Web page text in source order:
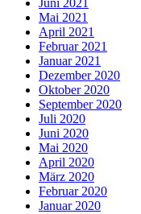
Juni 2021
Mai 2021
April 2021
Februar 2021
Januar 2021
Dezember 2020
Oktober 2020
September 2020
Juli 2020
Juni 2020
Mai 2020
April 2020
März 2020
Februar 2020
Januar 2020